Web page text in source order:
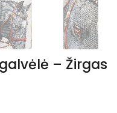
– Žirgas